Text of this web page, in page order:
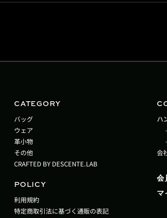
CATEGORY
バッグ
ウェア
革小物
その他
CRAFTED BY DESCENTE.LAB
POLICY
利用規約
特定商取引法に基づく通販の表記
ハ
会
会
マ